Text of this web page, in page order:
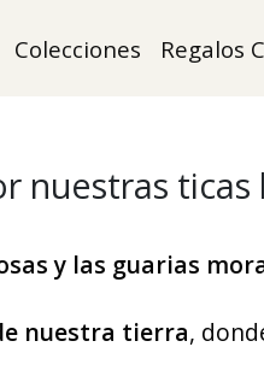
Colecciones Regalos
nuestras ticas
y las guarias
nuestra tierra,